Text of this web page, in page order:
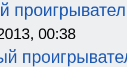
00:38